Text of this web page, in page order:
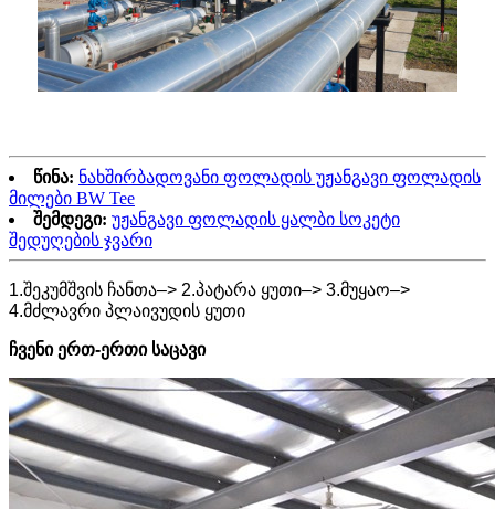
წინა: ნახშირბადოვანი ფოლადის უჟანგავი ფოლადის
მილები BW Tee
შემდეგი: უჟანგავი ფოლადის ყალბი სოკეტი
შედუღების ჯვარი
1.შეკუმშვის ჩანთა–> 2.პატარა ყუთი–> 3.მუყაო–>
4.მძლავრი პლაივუდის ყუთი
ჩვენი ერთ-ერთი საცავი